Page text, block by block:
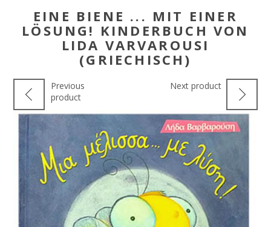
EINE BIENE ... MIT EINER
LÖSUNG! KINDERBUCH VON
LIDA VARVAROUSI
(GRIECHISCH)
Previous
product
Next product